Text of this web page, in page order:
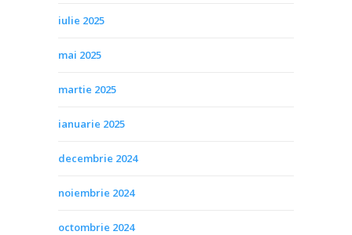
iulie 2025
mai 2025
martie 2025
ianuarie 2025
decembrie 2024
noiembrie 2024
octombrie 2024